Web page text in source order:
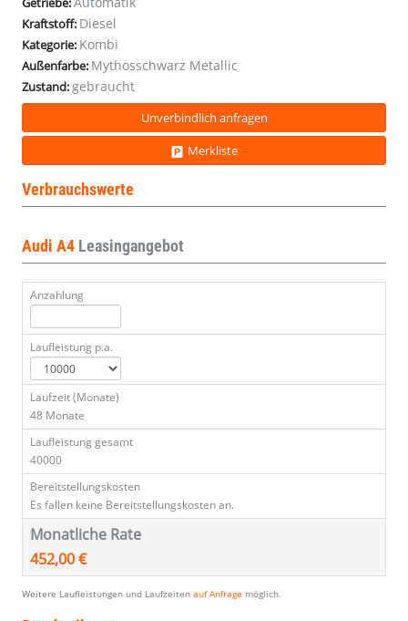
6d)
6d)
6d)
6d)
6d)
6d)
6d)
6d)
6d)
6d)
6d)
6d)
6d)
6d)
6d)
6d)
6d)
Kraftstoff: Diesel
Kategorie: Kombi
Außenfarbe: Mythosschwarz Metallic
Zustand:gebraucht
Unverbindlich anfragen
Merkliste
Verbrauchswerte
Audi A4 Leasingangebot
Anzahlung
Laufleistung p.a.
Laufzeit (Monate)
48 Monate
Laufleistung gesamt
40000
Bereitstellungskosten
Es fallen keine Bereitstellungskosten an.
Monatliche Rate
452,00 €
Weitere Laufleistungen und Laufzeiten auf Anfrage möglich.